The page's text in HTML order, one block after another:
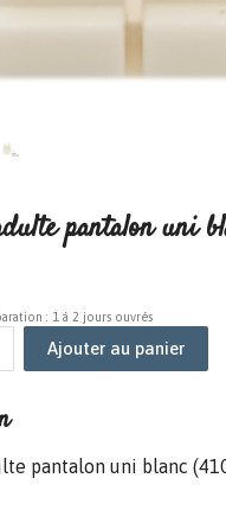
pantalon uni
: 1 à 2 jours ouvrés
Ajouter au panier
pantalon uni blanc